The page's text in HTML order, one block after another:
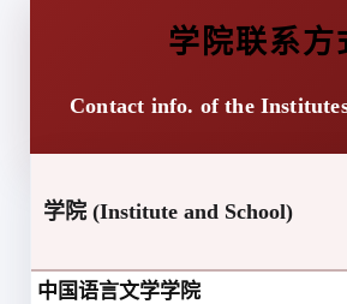
学院联系方
Contact info. of the
学院 (Institute and School)
中国语言文学学院